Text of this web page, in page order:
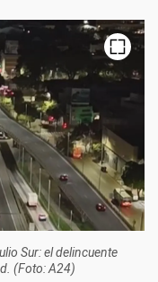
Sur: el delincuente
(Foto: A24)